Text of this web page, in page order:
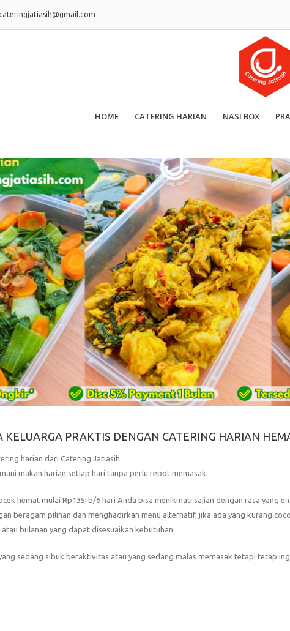
HOME CATERING HARIAN NASI BOX
KELUARGA PRAKTIS DENGAN CATERING HARIAN
harian dari Catering Jatiasih.
makan harian setiap hari tanpa perlu repot memasak.
hemat mulai Rp135rb/6 hari Anda bisa menikmati sajian dengan rasa yang
beragam pilihan dan menghadirkan menu alternatif, jika ada yang kurang
bulanan yang dapat disesuaikan kebutuhan.
sedang sibuk beraktivitas atau yang sedang malas memasak tetapi tetap